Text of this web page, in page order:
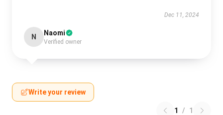
Dec 11, 2024
N Naomi
Verified owner
Write your review
1 / 1